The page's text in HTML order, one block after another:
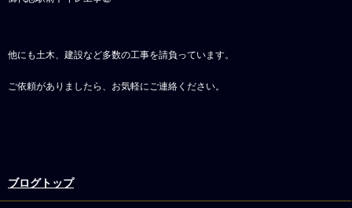
他にも土木、建設など多数の工事を請負っています。
ご依頼がありましたら、お気軽にご連絡ください。
ブログトップ